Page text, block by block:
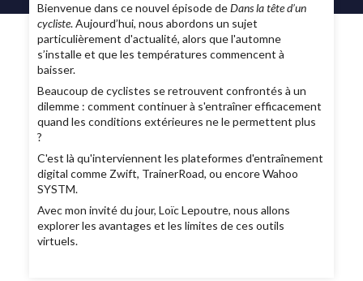
Bienvenue dans ce nouvel épisode deDans la tête d’un
cycliste. Aujourd’hui, nous abordons un sujet
particulièrement d'actualité, alors que l'automne
s’installe et que les températures commencent à
baisser.
Beaucoup de cyclistes se retrouvent confrontés à un
dilemme : comment continuer à s'entraîner efficacement
quand les conditions extérieures ne le permettent plus
?
C'est là qu'interviennent les plateformes d'entraînement
digital comme Zwift, TrainerRoad, ou encore Wahoo
SYSTM.
Avec mon invité du jour, Loïc Lepoutre, nous allons
explorer les avantages et les limites de ces outils
virtuels.